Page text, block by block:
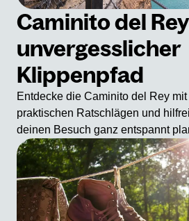
Caminito del
unvergesslicher
Klippenpfad
Entdecke die Caminito del Rey
praktischen Ratschlägen und
deinen Besuch ganz entspannt